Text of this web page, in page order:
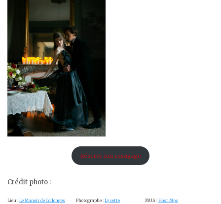
Réserve ton essayage
Crédit photo :
Lieu : Le Manoir de Collonges
Photographe :Lysette
MUA : Host Mps